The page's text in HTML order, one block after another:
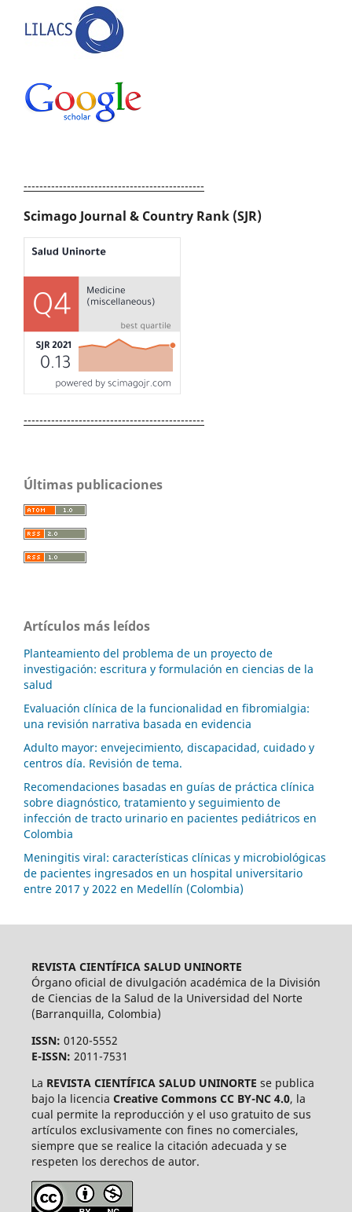
----------------------------------------------
Scimago Journal & Country Rank (SJR)
----------------------------------------------
Últimas publicaciones
Artículos más leídos
Planteamiento del problema de un proyecto de
investigación: escritura y formulación en ciencias de la
salud
Evaluación clínica de la funcionalidad en fibromialgia:
una revisión narrativa basada en evidencia
Adulto mayor: envejecimiento, discapacidad, cuidado y
centros día. Revisión de tema.
Recomendaciones basadas en guías de práctica clínica
sobre diagnóstico, tratamiento y seguimiento de
infección de tracto urinario en pacientes pediátricos en
Colombia
Meningitis viral: características clínicas y microbiológicas
de pacientes ingresados en un hospital universitario
entre 2017 y 2022 en Medellín (Colombia)
REVISTA CIENTÍFICA SALUD UNINORTE
Órgano oficial de divulgación académica de la División
de Ciencias de la Salud de la Universidad del Norte
(Barranquilla, Colombia)
ISSN: 0120-5552
E-ISSN: 2011-7531
La REVISTA CIENTÍFICA SALUD UNINORTE se publica
bajo la licencia Creative Commons CC BY-NC 4.0, la
cual permite la reproducción y el uso gratuito de sus
artículos exclusivamente con fines no comerciales,
siempre que se realice la citación adecuada y se
respeten los derechos de autor.